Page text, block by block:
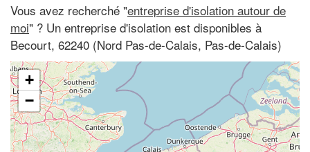
Vous avez recherché "entreprise d'isolation autour de
moi" ? Un entreprise d'isolation est disponibles à
Becourt, 62240 (Nord Pas-de-Calais, Pas-de-Calais)
+
−